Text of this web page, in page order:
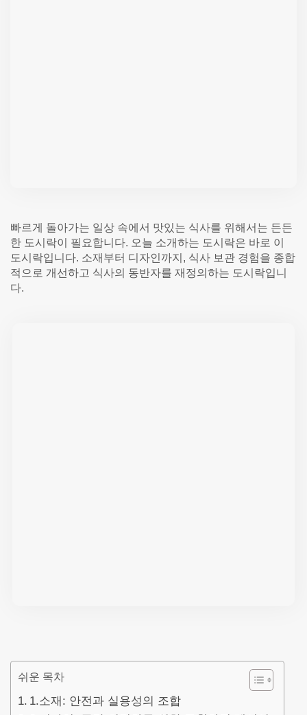
빠르게 돌아가는 일상 속에서 맛있는 식사를 위해서는 든든
한 도시락이 필요합니다. 오늘 소개하는 도시락은 바로 이
도시락입니다. 소재부터 디자인까지, 식사 보관 경험을 종합
적으로 개선하고 식사의 동반자를 재정의하는 도시락입니
다.
쉬운 목차
1.소재: 안전과 실용성의 조합